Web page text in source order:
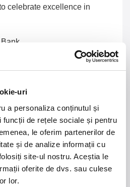
uri
a personaliza conținutul și
funcții de rețele sociale și pentru
le oferim partenerilor de
și de analize informații cu
site-ul nostru. Aceștia le
oferite de dvs. sau culese
lor.
celebrate excellence in
Plaja La Nueva Cucaracha, Mamaia
Morgan Jay - La Dolce
Vita Tour
Sala Palatului, Bucuresti